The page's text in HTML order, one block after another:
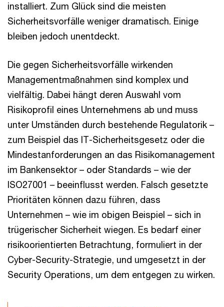
installiert. Zum Glück sind die meisten
Sicherheitsvorfälle weniger dramatisch. Einige
bleiben jedoch unentdeckt.
Die gegen Sicherheitsvorfälle wirkenden
Managementmaßnahmen sind komplex und
vielfältig. Dabei hängt deren Auswahl vom
Risikoprofil eines Unternehmens ab und muss
unter Umständen durch bestehende Regulatorik –
zum Beispiel das IT-Sicherheitsgesetz oder die
Mindestanforderungen an das Risikomanagement
im Bankensektor – oder Standards – wie der
ISO27001 – beeinflusst werden. Falsch gesetzte
Prioritäten können dazu führen, dass
Unternehmen – wie im obigen Beispiel – sich in
trügerischer Sicherheit wiegen. Es bedarf einer
risikoorientierten Betrachtung, formuliert in der
Cyber-Security-Strategie, und umgesetzt in der
Security Operations, um dem entgegen zu wirken.